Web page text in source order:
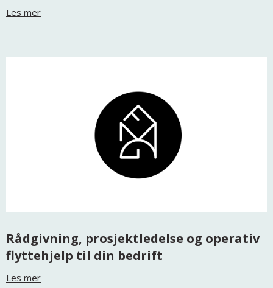
Les mer
Rådgivning, prosjektledelse og operativ
flyttehjelp til din bedrift
Les mer